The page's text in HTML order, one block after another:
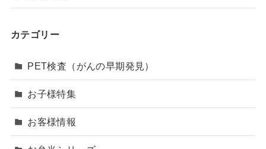
カテゴリー
PET検査（がんの早期発見）
お子様特集
お客様情報